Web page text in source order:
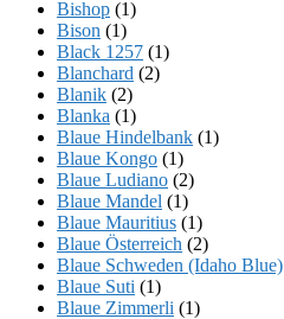
Bishop (1)
Bison (1)
Black 1257 (1)
Blanchard (2)
Blanik (2)
Blanka (1)
Blaue Hindelbank (1)
Blaue Kongo (1)
Blaue Ludiano (2)
Blaue Mandel (1)
Blaue Mauritius (1)
Blaue Österreich (2)
Blaue Schweden (Idaho Blue)
Blaue Suti (1)
Blaue Zimmerli (1)